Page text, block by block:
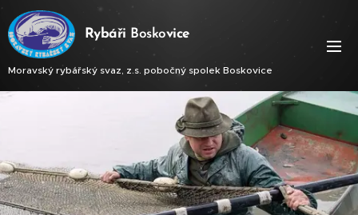
Rybáři Boskovice
Moravský rybářský svaz, z.s. pobočný spolek Boskovice